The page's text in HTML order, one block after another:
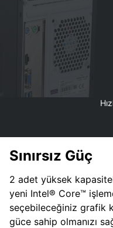
Sınırsız Güç
2 adet yüksek
yeni Intel® Core™
seçebileceğiniz grafik
güce sahip olmanızı